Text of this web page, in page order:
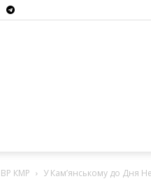
ВР КМР У Камʼянському до Дня